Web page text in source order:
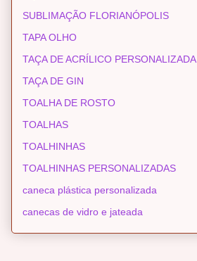
SUBLIMAÇÃO FLORIANÓPOLIS
TAPA OLHO
TAÇA DE ACRÍLICO PERSONALIZADA
TAÇA DE GIN
TOALHA DE ROSTO
TOALHAS
TOALHINHAS
TOALHINHAS PERSONALIZADAS
caneca plástica personalizada
canecas de vidro e jateada